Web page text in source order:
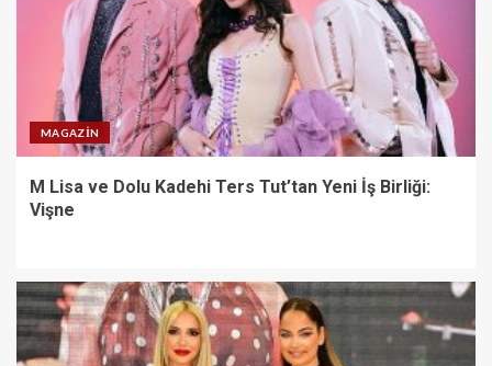
MAGAZIN
M Lisa ve Dolu Kadehi Ters Tut’tan Yeni İş Birliği:
Vişne